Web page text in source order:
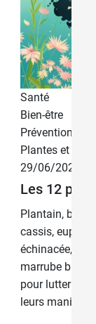
Santé
Bien-être
Prévention
Plantes et
29/06/2026
Les 12
Plantain,
cassis,
échinacée,
marrube
pour lutter
leurs